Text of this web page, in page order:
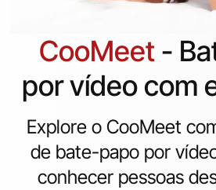
CooMeet -
por vídeo com
Explore o CooMeet
de bate-papo por
conhecer pessoas